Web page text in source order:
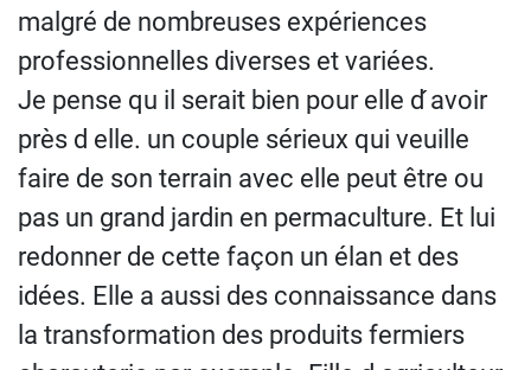
malgré de nombreuses expériences
professionnelles diverses et variées.
Je pense qu il serait bien pour elle d ́avoir
près d elle. un couple sérieux qui veuille
faire de son terrain avec elle peut être ou
pas un grand jardin en permaculture. Et lui
redonner de cette façon un élan et des
idées. Elle a aussi des connaissance dans
la transformation des produits fermiers